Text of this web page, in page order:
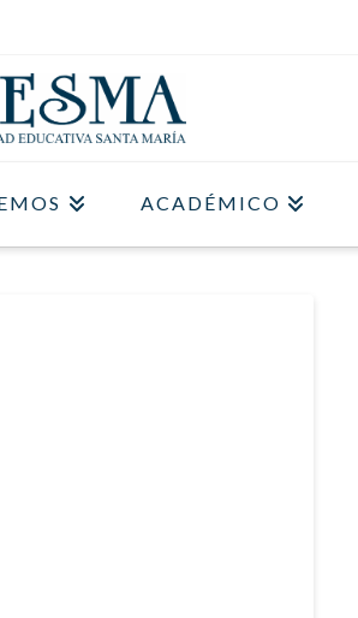
ACADÉMICO